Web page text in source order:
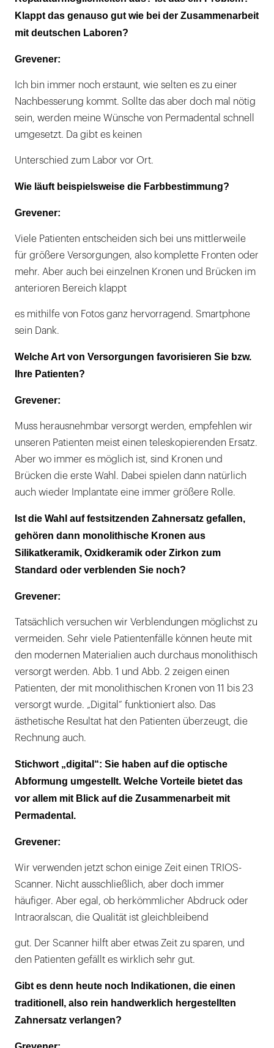
Klappt das genauso gut wie bei der Zusammenarbeit
mit deutschen Laboren?
Grevener:
Ich bin immer noch erstaunt, wie selten es zu einer
Nachbesserung kommt. Sollte das aber doch mal nötig
sein, werden meine Wünsche von Permadental schnell
umgesetzt. Da gibt es keinen
Unterschied zum Labor vor Ort.
Wie läuft beispielsweise die Farbbestimmung?
Grevener:
Viele Patienten entscheiden sich bei uns mittlerweile
für größere Versorgungen, also komplette Fronten oder
mehr. Aber auch bei einzelnen Kronen und Brücken im
anterioren Bereich klappt
es mithilfe von Fotos ganz hervorragend. Smartphone
sein Dank.
Welche Art von Versorgungen favorisieren Sie bzw.
Ihre Patienten?
Grevener:
Muss herausnehmbar versorgt werden, empfehlen wir
unseren Patienten meist einen teleskopierenden Ersatz.
Aber wo immer es möglich ist, sind Kronen und
Brücken die erste Wahl. Dabei spielen dann natürlich
auch wieder Implantate eine immer größere Rolle.
Ist die Wahl auf festsitzenden Zahnersatz gefallen,
gehören dann monolithische Kronen aus
Silikatkeramik, Oxidkeramik oder Zirkon zum
Standard oder verblenden Sie noch?
Grevener:
Tatsächlich versuchen wir Verblendungen möglichst zu
vermeiden. Sehr viele Patientenfälle können heute mit
den modernen Materialien auch durchaus monolithisch
versorgt werden. Abb. 1 und Abb. 2 zeigen einen
Patienten, der mit monolithischen Kronen von 11 bis 23
versorgt wurde. „Digital“ funktioniert also. Das
ästhetische Resultat hat den Patienten überzeugt, die
Rechnung auch.
Stichwort „digital“: Sie haben auf die optische
Abformung umgestellt. Welche Vorteile bietet das
vor allem mit Blick auf die Zusammenarbeit mit
Permadental.
Grevener:
Wir verwenden jetzt schon einige Zeit einen TRIOS-
Scanner. Nicht ausschließlich, aber doch immer
häufiger. Aber egal, ob herkömmlicher Abdruck oder
Intraoralscan, die Qualität ist gleichbleibend
gut. Der Scanner hilft aber etwas Zeit zu sparen, und
den Patienten gefällt es wirklich sehr gut.
Gibt es denn heute noch Indikationen, die einen
traditionell, also rein handwerklich hergestellten
Zahnersatz verlangen?